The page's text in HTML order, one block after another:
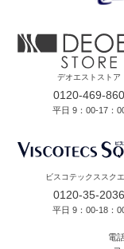
デオエストストア
0120-469-860
平日 9：00-17：
ビスコテックススク
0120-35-2036
平日 9：00-18：
電